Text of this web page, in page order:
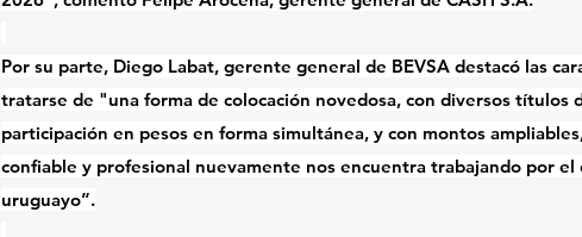
Por su parte, Diego Labat, gerente general de BEVSA destacó las
tratarse de "una forma de colocación novedosa, con diversos títulos
participación en pesos en forma simultánea, y con montos
confiable y profesional nuevamente nos encuentra trabajando por
uruguayo”.